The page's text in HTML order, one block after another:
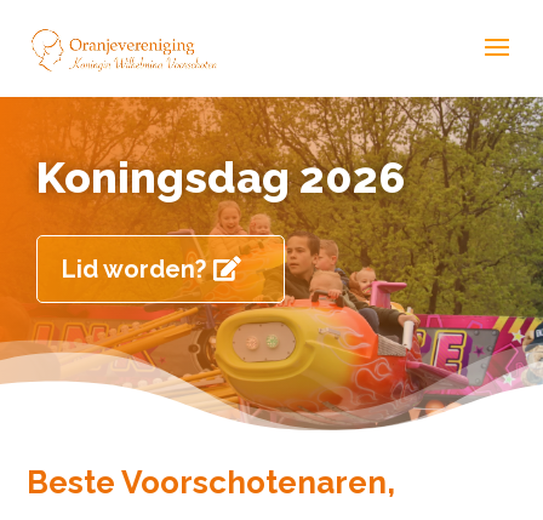
Koningsdag 2026
Lid worden?
Beste Voorschotenaren,